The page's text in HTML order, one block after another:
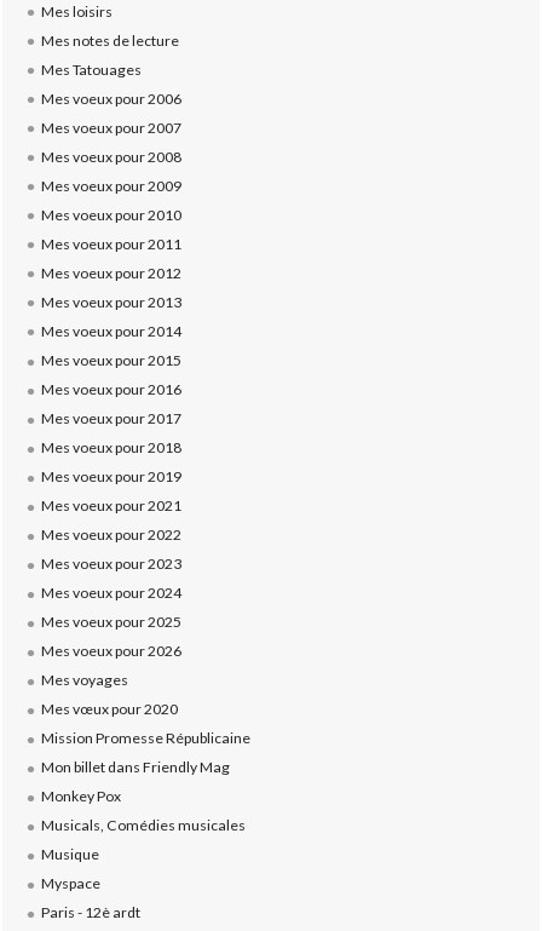
Mes loisirs
Mes notes de lecture
Mes Tatouages
Mes voeux pour 2006
Mes voeux pour 2007
Mes voeux pour 2008
Mes voeux pour 2009
Mes voeux pour 2010
Mes voeux pour 2011
Mes voeux pour 2012
Mes voeux pour 2013
Mes voeux pour 2014
Mes voeux pour 2015
Mes voeux pour 2016
Mes voeux pour 2017
Mes voeux pour 2018
Mes voeux pour 2019
Mes voeux pour 2021
Mes voeux pour 2022
Mes voeux pour 2023
Mes voeux pour 2024
Mes voeux pour 2025
Mes voeux pour 2026
Mes voyages
Mes vœux pour 2020
Mission Promesse Républicaine
Mon billet dans Friendly Mag
Monkey Pox
Musicals, Comédies musicales
Musique
Myspace
Paris - 12è ardt